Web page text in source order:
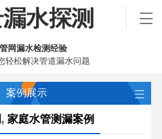
网漏水检测经验
轻松解决管道漏水问题
案例展示
, 家庭水管测漏案例